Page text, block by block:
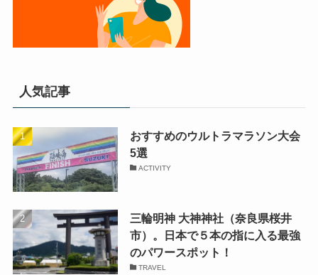
人気記事
おすすめのウルトラマラソン大会
5選
ACTIVITY
三輪明神 大神神社（奈良県桜井
市）。日本で５本の指に入る最強
のパワースポット！
TRAVEL